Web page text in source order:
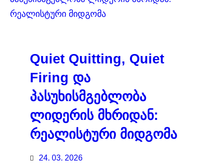
Quiet Quitting, Quiet
Firing და
პასუხისმგებლობა
ლიდერის მხრიდან:
რეალისტური მიდგომა
24. 03. 2026